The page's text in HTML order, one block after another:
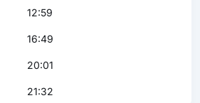
12:59
16:49
20:01
21:32